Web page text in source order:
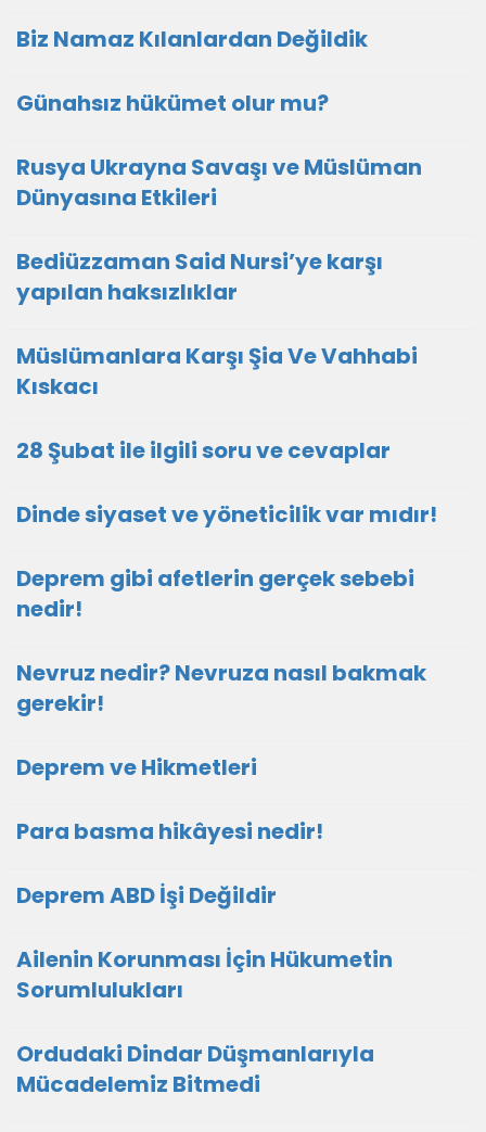
Biz Namaz Kılanlardan Değildik
Günahsız hükümet olur mu?
Rusya Ukrayna Savaşı ve Müslüman
Dünyasına Etkileri
Bediüzzaman Said Nursi’ye karşı
yapılan haksızlıklar
Müslümanlara Karşı Şia Ve Vahhabi
Kıskacı
28 Şubat ile ilgili soru ve cevaplar
Dinde siyaset ve yöneticilik var mıdır!
Deprem gibi afetlerin gerçek sebebi
nedir!
Nevruz nedir? Nevruza nasıl bakmak
gerekir!
Deprem ve Hikmetleri
Para basma hikâyesi nedir!
Deprem ABD İşi Değildir
Ailenin Korunması İçin Hükumetin
Sorumlulukları
Ordudaki Dindar Düşmanlarıyla
Mücadelemiz Bitmedi